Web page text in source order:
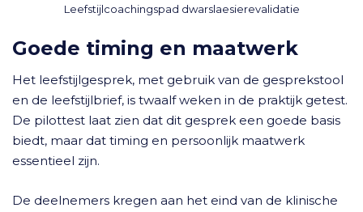
Leefstijlcoachingspad dwarslaesierevalidatie
Goede timing en maatwerk
Het leefstijlgesprek, met gebruik van de gesprekstool
en de leefstijlbrief, is twaalf weken in de praktijk getest.
De pilottest laat zien dat dit gesprek een goede basis
biedt, maar dat timing en persoonlijk maatwerk
essentieel zijn.
De deelnemers kregen aan het eind van de klinische